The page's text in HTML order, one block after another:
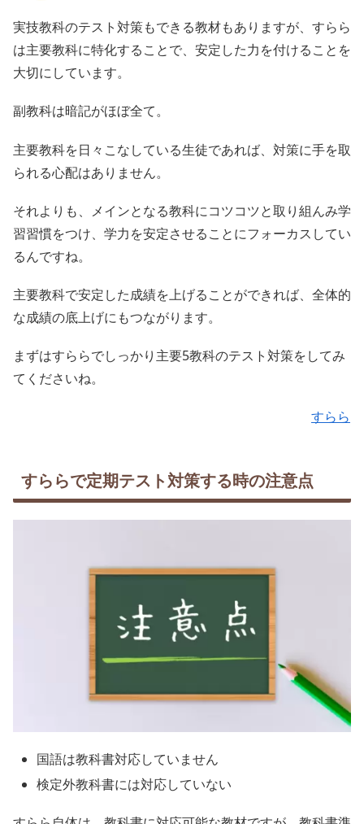
実技教科のテスト対策もできる教材もありますが、すらら
は主要教科に特化することで、安定した力を付けることを
大切にしています。
副教科は暗記がほぼ全て。
主要教科を日々こなしている生徒であれば、対策に手を取
られる心配はありません。
それよりも、メインとなる教科にコツコツと取り組んみ学
習習慣をつけ、学力を安定させることにフォーカスしてい
るんですね。
主要教科で安定した成績を上げることができれば、全体的
な成績の底上げにもつながります。
まずはすららでしっかり主要5教科のテスト対策をしてみ
てくださいね。
すらら
すららで定期テスト対策する時の注意点
国語は教科書対応していません
検定外教科書には対応していない